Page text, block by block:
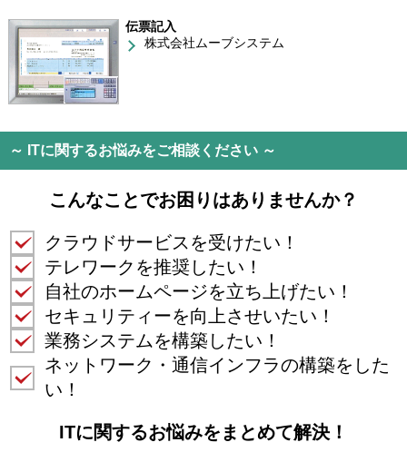
伝票記入
株式会社ムーブシステム
～ ITに関するお悩みをご相談ください ～
こんなことでお困りはありませんか？
クラウドサービスを受けたい！
テレワークを推奨したい！
自社のホームページを立ち上げたい！
セキュリティーを向上させいたい！
業務システムを構築したい！
ネットワーク・通信インフラの構築をした
い！
ITに関するお悩みをまとめて解決！